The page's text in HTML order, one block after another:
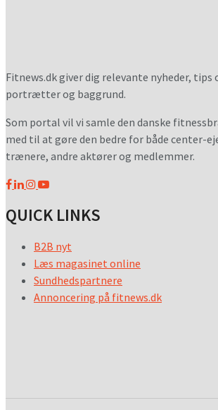
Fitnews.dk giver dig relevante nyheder, tips
portrætter og baggrund.
Som portal vil vi samle den danske
med til at gøre den bedre for både center-
trænere, andre aktører og medlemmer.
QUICK LINKS
B2B nyt
Læs magasinet online
Sundhedspartnere
Annoncering på fitnews.dk